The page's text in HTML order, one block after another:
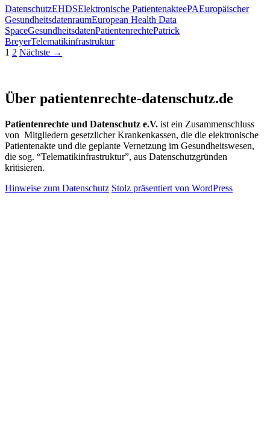
Frankfurt
stimmen
für
Zwang
zur
vernetzten
alle
DatenschutzEHDSElektronische PatientenakteePAEuropäischer
GesundheitsdatenraumEuropean Health Data
SpaceGesundheitsdatenPatientenrechtePatrick
BreyerTelematikinfrastruktur
Beitragsnavigation
1 2 Nächste →
Patientenrechte und Datenschutz e.V.
Über patientenrechte-datenschutz.de
Patientenrechte und Datenschutz e.V. ist ein Zusammenschluss
von Mitgliedern gesetzlicher Krankenkassen, die die elektronische
Patientenakte und die geplante Vernetzung im Gesundheitswesen,
die sog. “Telematikinfrastruktur”, aus Datenschutzgründen
kritisieren.
Hinweise zum Datenschutz Stolz präsentiert von WordPress